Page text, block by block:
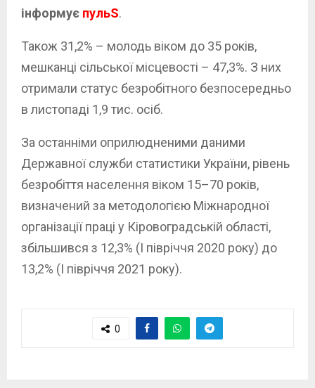
інформує пульS.
Також 31,2% – молодь віком до 35 років,
мешканці сільської місцевості – 47,3%. З них
отримали статус безробітного безпосередньо
в листопаді 1,9 тис. осіб.
За останніми оприлюдненими даними
Державної служби статистики України, рівень
безробіття населення віком 15–70 років,
визначений за методологією Міжнародної
організації праці у Кіровоградській області,
збільшився з 12,3% (І півріччя 2020 року) до
13,2% (І півріччя 2021 року).
0